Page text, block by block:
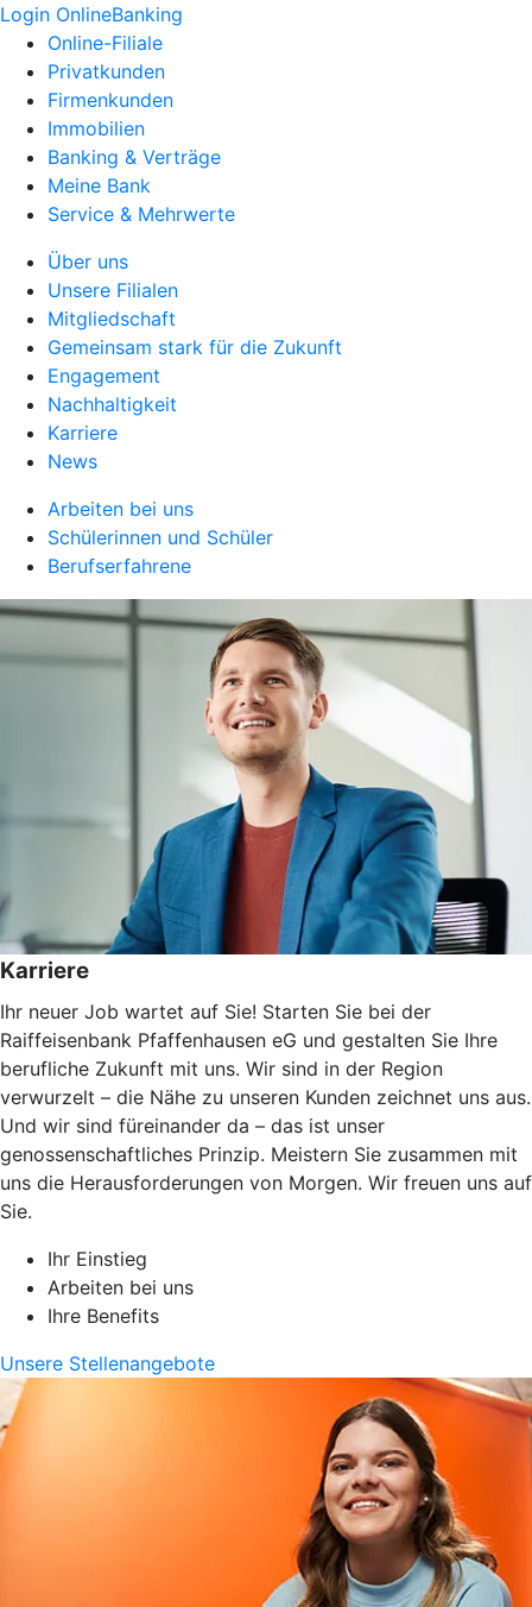
Login OnlineBanking
Online-Filiale
Privatkunden
Firmenkunden
Immobilien
Banking & Verträge
Meine Bank
Service & Mehrwerte
Über uns
Unsere Filialen
Mitgliedschaft
Gemeinsam stark für die Zukunft
Engagement
Nachhaltigkeit
Karriere
News
Arbeiten bei uns
Schülerinnen und Schüler
Berufserfahrene
Karriere
Ihr neuer Job wartet auf Sie! Starten Sie bei der
Raiffeisenbank Pfaffenhausen eG und gestalten Sie Ihre
berufliche Zukunft mit uns. Wir sind in der Region
verwurzelt – die Nähe zu unseren Kunden zeichnet uns aus.
Und wir sind füreinander da – das ist unser
genossenschaftliches Prinzip. Meistern Sie zusammen mit
uns die Herausforderungen von Morgen. Wir freuen uns auf
Sie.
Ihr Einstieg
Arbeiten bei uns
Ihre Benefits
Unsere Stellenangebote